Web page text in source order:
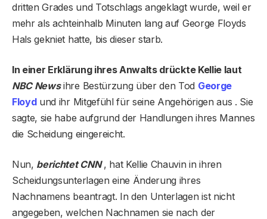
dritten Grades und Totschlags angeklagt wurde, weil er
mehr als achteinhalb Minuten lang auf George Floyds
Hals gekniet hatte, bis dieser starb.
In einer Erklärung ihres Anwalts drückte Kellie laut
NBC Newsihre Bestürzung über den Tod George
Floydund ihr Mitgefühl für seine Angehörigen aus . Sie
sagte, sie habe aufgrund der Handlungen ihres Mannes
die Scheidung eingereicht.
Nun, berichtet CNN, hat Kellie Chauvin in ihren
Scheidungsunterlagen eine Änderung ihres
Nachnamens beantragt. In den Unterlagen ist nicht
angegeben, welchen Nachnamen sie nach der